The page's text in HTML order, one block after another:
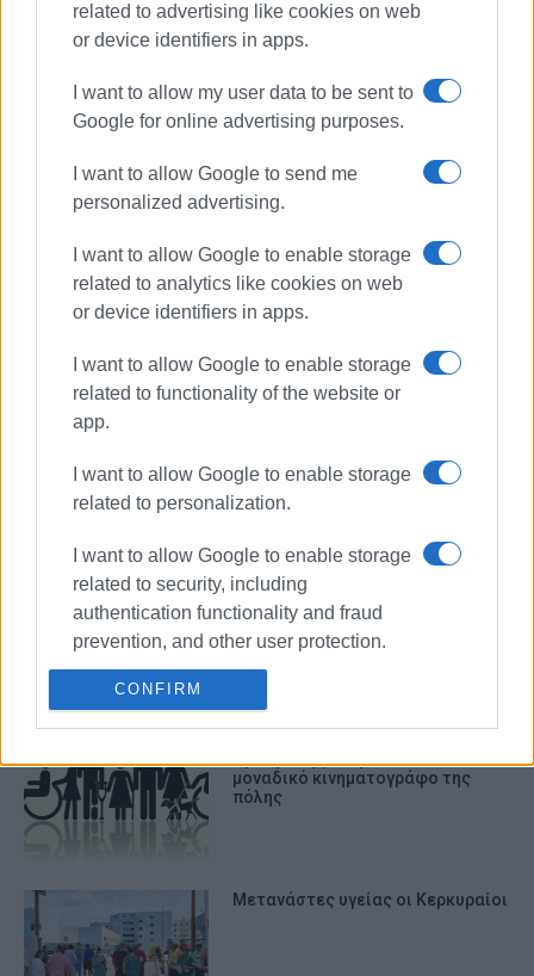
related to advertising like cookies on web
or device identifiers in apps.
I want to allow my user data to be sent to
Google for online advertising purposes.
I want to allow Google to send me
personalized advertising.
I want to allow Google to enable storage
related to analytics like cookies on web
or device identifiers in apps.
I want to allow Google to enable storage
related to functionality of the website or
app.
I want to allow Google to enable storage
related to personalization.
I want to allow Google to enable storage
related to security, including
authentication functionality and fraud
prevention, and other user protection.
CONFIRM
Ιόνιο Πανεπιστήμιο: Διαμαρτυρία
των φοιτητών για το κλείσιμο
των εστιών στις διακοπές
Υπουργικά ταξιδάκια αναψυχής
«κενά περιεχομένου»
μοναδικό κινηματογράφο της
πόλης
Μετανάστες υγείας οι Κερκυραίοι